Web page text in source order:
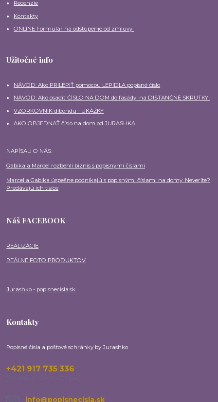
Recenzie
Kontakty
ONLINE Formulár na odstúpenie od zmluvy
Užitočné info
NÁVOD: Ako PRILEPIŤ pomocou LEPIDLA popisné číslo
NÁVOD: Ako osadiť ČÍSLO NA DOM do fasády na DISTANČNÉ SKRUTKY
VZORKOVNÍK dibondu - UKÁŽKY
AKO OBJEDNAŤ číslo na dom od JURASHKA
NAPÍSALI O NÁS:
Gabika a Marcel rozbehli biznis s popisnými číslami
Marcel a Gabika úspešne podnikajú s popisnými číslami na domy. Neveríte?
Predávajú ich tisíce
Náš FACEBOOK
REALIZÁCIE
REÁLNE FOTO PRODUKTOV
Jurashko - popisnecisla.sk
Kontakty
Popisné čísla a poštové schránky by Jurashko
+421 917 735 336
info@popisnecisla.sk